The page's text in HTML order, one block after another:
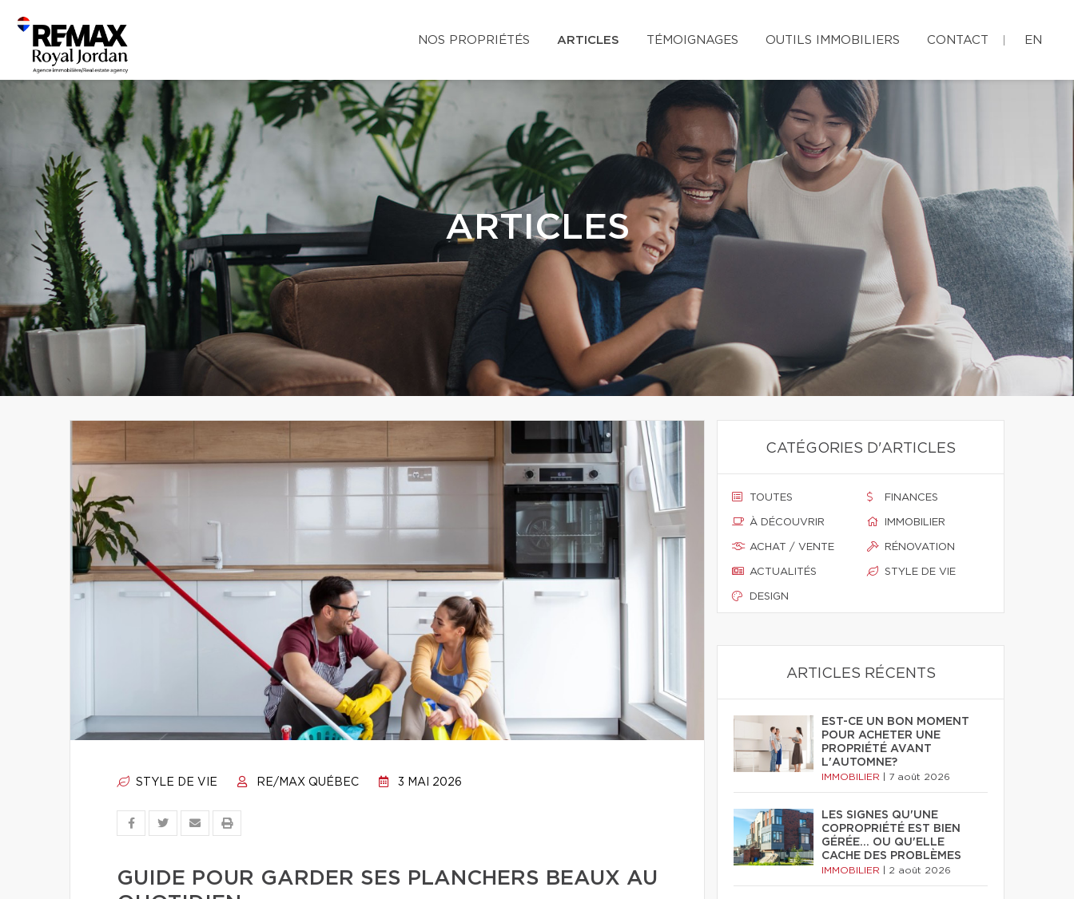
NOS PROPRIÉTÉS ARTICLES TÉMOIGNAGES OUTILS IMMOBILIERS CONTACT EN
ARTICLES
STYLE DE VIE RE/MAX QUÉBEC 3 MAI 2026
GUIDE POUR GARDER SES PLANCHERS BEAUX AU
CATÉGORIES D'ARTICLES
TOUTES
À DÉCOUVRIR
ACHAT / VENTE
ACTUALITÉS
DESIGN
FINANCES
IMMOBILIER
RÉNOVATION
STYLE DE VIE
ARTICLES RÉCENTS
EST-CE UN BON MOMENT
POUR ACHETER UNE
PROPRIÉTÉ AVANT
L'AUTOMNE?
IMMOBILIER 7 août 2026
LES SIGNES QU'UNE
COPROPRIÉTÉ EST BIEN
GÉRÉE… OU QU'ELLE
CACHE DES PROBLÈMES
IMMOBILIER 2 août 2026